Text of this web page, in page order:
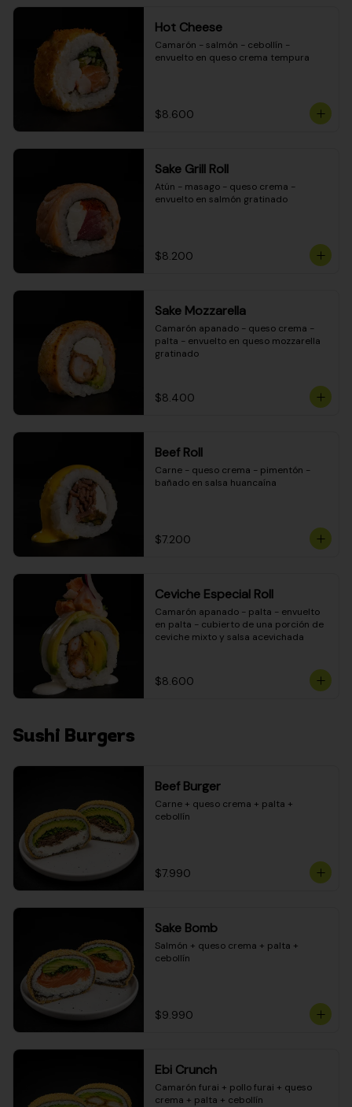
Hot Cheese
Camarón - salmón - cebollín -
envuelto en queso crema tempura
$8.600
Sake Grill Roll
Atún - masago - queso crema -
envuelto en salmón gratinado
$8.200
Sake Mozzarella
Camarón apanado - queso crema -
palta - envuelto en queso mozzarella
gratinado
$8.400
Beef Roll
Carne - queso crema - pimentón -
bañado en salsa huancaína
$7.200
Ceviche Especial Roll
Camarón apanado - palta - envuelto
en palta - cubierto de una porción de
ceviche mixto y salsa acevichada
$8.600
Sushi Burgers
Beef Burger
Carne + queso crema + palta +
cebollín
$7.990
Sake Bomb
Salmón + queso crema + palta +
cebollín
$9.990
Ebi Crunch
Camarón furai + pollo furai + queso
crema + palta + cebollín